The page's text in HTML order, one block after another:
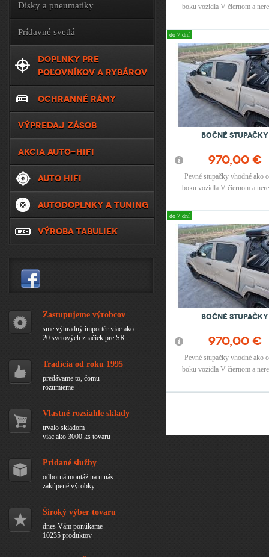
boku vozidla V čiernom a
do 7 dní
Bočné stupačky
970,00 €
Pevné stupačky vhodné ako
boku vozidla V čiernom a
do 7 dní
Bočné stupačky
970,00 €
Pevné stupačky vhodné ako
boku vozidla V čiernom a
Disky a pneumatiky
Prídavné svetlá
DOPLNKY PRE
POĽOVNÍKOV A RYBÁROV
OCHRANNÉ RÁMY
VÝPREDAJ ZÁSOB
AKCIA AUTO-HIFI
AUTO HIFI
AUTODOPLNKY A TUNING
VÝROBA TABULIEK
Zastupujeme výrobcov
sme výhradný importér viac ako
20 svetových značiek pre SR.
Tradícia od roku 1995
predávame to, čomu
rozumieme
Vlastné rozsiahle sklady
trvalo skladom
viac ako 3000 ks tovaru
Pridané služby
odborná montáž na u nás
zakúpené výrobky
Široký výber tovaru
dnes Vám ponúkame
10235 produktov